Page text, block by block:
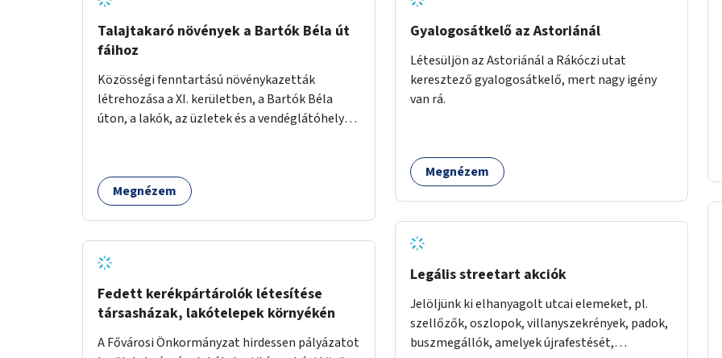
Talajtakaró növények a Bartók Béla út
fáihoz
Közösségi fenntartású növénykazetták
létrehozása a XI. kerületben, a Bartók Béla
úton, a lakók, az üzletek és a vendéglátóhelyek
Megnézem
Fedett kerékpártárolók létesítése
társasházak, lakótelepek környékén
A Fővárosi Önkormányzat hirdessen pályázatot
Gyalogosátkelő az Astoriánál
Létesüljön az Astoriánál a Rákóczi utat
keresztező gyalogosátkelő, mert nagy igény
van rá.
Megnézem
Legális streetart akciók
Jelöljünk ki elhanyagolt utcai elemeket, pl.
szellőzők, oszlopok, villanyszekrények, padok,
buszmegállók, amelyek újrafestését,